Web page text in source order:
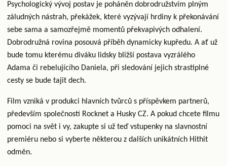
Psychologický vývoj postav je poháněn dobrodružstvím plným
záludných nástrah, překážek, které vyzývají hrdiny k překonávání
sebe sama a samozřejmě momentů překvapivých odhalení.
Dobrodružná rovina posouvá příběh dynamicky kupředu. A ať už
bude tomu kterému diváku lidsky bližší postava vyzrálého
Adama či rebelujícího Daniela, při sledování jejich strastiplné
cesty se bude tajit dech.
Film vzniká v produkci hlavních tvůrců s příspěvkem partnerů,
především společností Rocknet a Husky CZ. A pokud chcete filmu
pomoci na svět i vy, zakupte si už teď vstupenky na slavnostní
premiéru nebo si vyberte některou z dalších unikátních Hithit
odměn.